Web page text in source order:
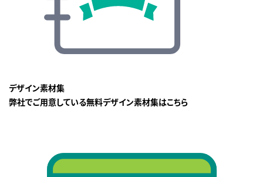
デザイン素材集
弊社でご用意している無料デザイン素材集はこちら